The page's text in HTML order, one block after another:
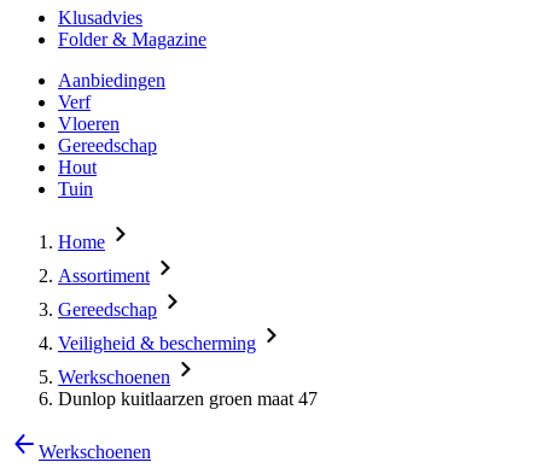
Klusadvies
Folder & Magazine
Aanbiedingen
Verf
Vloeren
Gereedschap
Hout
Tuin
Home
Assortiment
Gereedschap
Veiligheid & bescherming
Werkschoenen
Dunlop kuitlaarzen groen maat 47
Werkschoenen